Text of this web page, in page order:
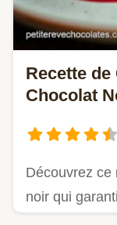
Recette
Chocolat
Découvrez ce
noir qui